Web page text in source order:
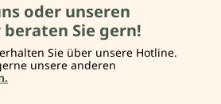
oder unseren
Sie gern!
Sie über unsere Hotline.
unsere anderen